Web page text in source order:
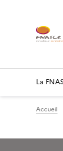
La
Accueil